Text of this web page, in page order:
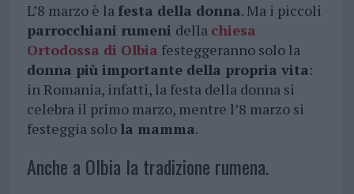
L’8 marzo è la festa della donna. Ma i piccoli
parrocchiani rumeni della chiesa
Ortodossa di Olbia festeggeranno solo la
donna più importante della propria vita:
in Romania, infatti, la festa della donna si
celebra il primo marzo, mentre l’8 marzo si
festeggia solo la mamma.
Anche a Olbia la tradizione rumena.